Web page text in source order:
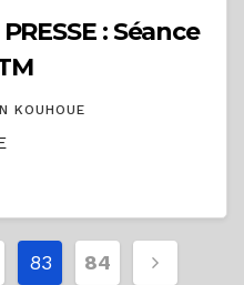
: Séance
KOUHOUE
83 84